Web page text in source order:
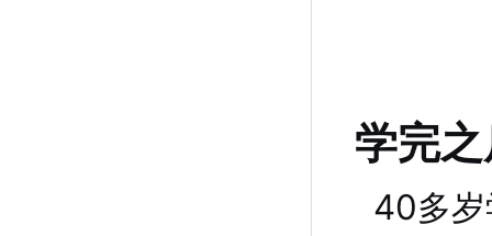
学完
40多岁